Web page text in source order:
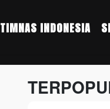
TIMNAS INDONESIA